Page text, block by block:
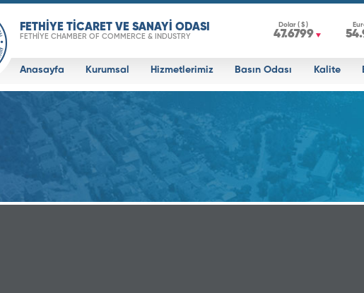
FETHİYE TİCARET VE SANAYİ ODASI
FETHİYE CHAMBER OF COMMERCE & INDUSTRY
Dolar ( $ )
47.6799
Anasayfa Kurumsal Hizmetlerimiz Basın Odası Kalite